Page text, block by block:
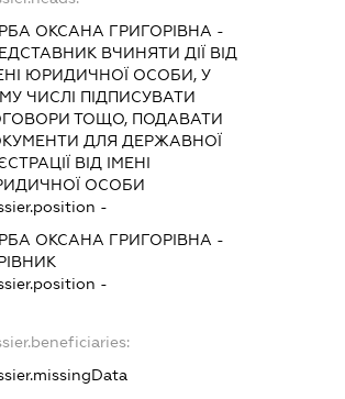
ОКСАНА ГРИГОРІВНА -
ВЧИНЯТИ ДІЇ ВІД
ЮРИДИЧНОЇ ОСОБИ, У
ЧИСЛІ ПІДПИСУВАТИ
ТОЩО, ПОДАВАТИ
ДЛЯ ДЕРЖАВНОЇ
ВІД ІМЕНІ
ОСОБИ
-
ОКСАНА ГРИГОРІВНА -
-